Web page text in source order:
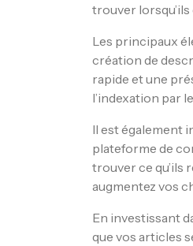
trouver
Les principaux
création de
rapide et une
l’indexation par
Il est également
plateforme de
trouver ce qu’ils
augmentez vos
En investissant
que vos articles